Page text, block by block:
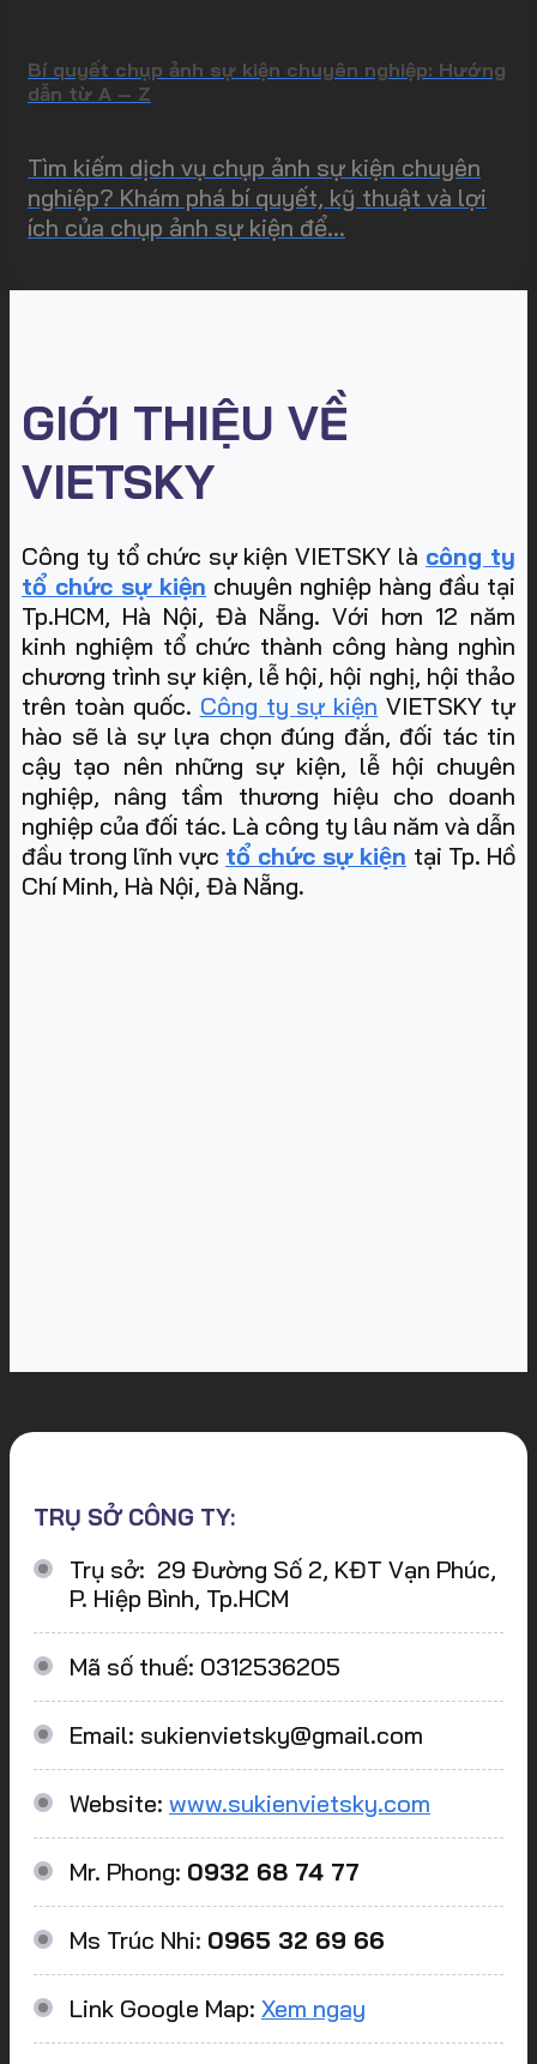
Bí quyết chụp ảnh sự kiện chuyên nghiệp: Hướng
dẫn từ A – Z
Tìm kiếm dịch vụ chụp ảnh sự kiện chuyên
nghiệp? Khám phá bí quyết, kỹ thuật và lợi
ích của chụp ảnh sự kiện để...
GIỚI THIỆU VỀ
VIETSKY
Công ty tổ chức sự kiện VIETSKY là công ty
tổ chức sự kiện chuyên nghiệp hàng đầu tại
Tp.HCM, Hà Nội, Đà Nẵng. Với hơn 12 năm
kinh nghiệm tổ chức thành công hàng nghìn
chương trình sự kiện, lễ hội, hội nghị, hội thảo
trên toàn quốc. Công ty sự kiện VIETSKY tự
hào sẽ là sự lựa chọn đúng đắn, đối tác tin
cậy tạo nên những sự kiện, lễ hội chuyên
nghiệp, nâng tầm thương hiệu cho doanh
nghiệp của đối tác. Là công ty lâu năm và dẫn
đầu trong lĩnh vực tổ chức sự kiện tại Tp. Hồ
Chí Minh, Hà Nội, Đà Nẵng.
TRỤ SỞ CÔNG TY:
Trụ sở: 29 Đường Số 2, KĐT Vạn Phúc,
P. Hiệp Bình, Tp.HCM
Mã số thuế: 0312536205
Email: sukienvietsky@gmail.com
Website: www.sukienvietsky.com
Mr. Phong: 0932 68 74 77
Ms Trúc Nhi: 0965 32 69 66
Link Google Map: Xem ngay